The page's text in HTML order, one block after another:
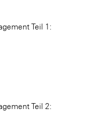
Teil 1:
Teil 2: